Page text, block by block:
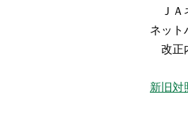
ＪＡ
ネット
改正
新旧対